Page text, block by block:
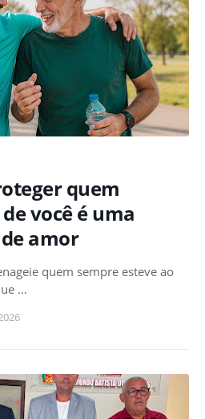
quem
você é uma
amor
quem sempre esteve ao
…